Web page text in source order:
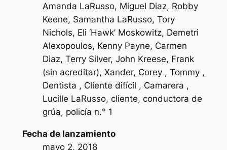
Amanda LaRusso, Miguel Diaz, Robby
Keene, Samantha LaRusso, Tory
Nichols, Eli ‘Hawk’ Moskowitz, Demetri
Alexopoulos, Kenny Payne, Carmen
Diaz, Terry Silver, John Kreese, Frank
(sin acreditar), Xander, Corey , Tommy ,
Dentista , Cliente difícil , Camarera ,
Lucille LaRusso, cliente, conductora de
grúa, policía n.° 1
Fecha de lanzamiento
mayo 2, 2018